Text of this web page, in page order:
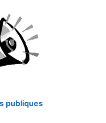
publiques